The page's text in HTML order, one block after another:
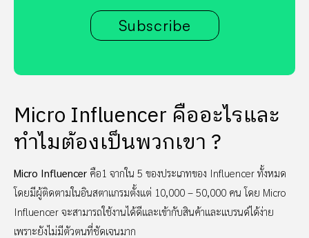
Subscribe
Micro Influencer คืออะไรและ
ทำไมต้องเป็นพวกเขา ?
Micro Influencer คือ1 จากใน 5 ของประเภทของ Influencer ทั้งหมด
โดยมีผู้ติดตามในอินสตาแกรมตั้งแต่ 10,000 – 50,000 คน โดย Micro
Influencer จะสามารถใช้งานได้ดีและเข้ากับสินค้าและแบรนด์ได้ง่าย
เพราะยังไม่มีตัวตนที่ชัดเจนมาก